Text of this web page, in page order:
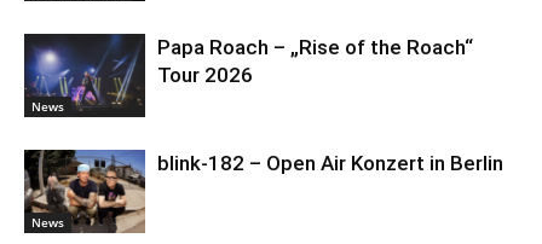
News
Papa Roach – „Rise of the Roach“
Tour 2026
News
blink-182 – Open Air Konzert in Berlin